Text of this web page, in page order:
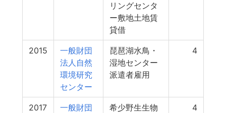
リングセンタ
ー敷地土地賃
貸借
2015
一般財団
法人自然
環境研究
センター
琵琶湖水鳥・
湿地センター
派遣者雇用
4
2017
一般財団
希少野生生物
4